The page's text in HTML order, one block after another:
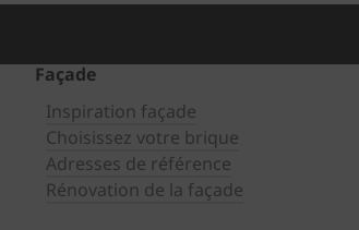
Façade
Inspiration façade
Choisissez votre brique
Adresses de référence
Rénovation de la façade